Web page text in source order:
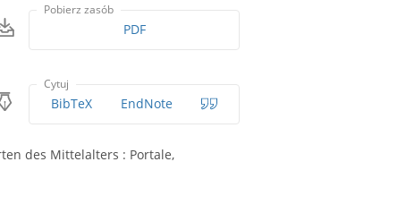
Pobierz zasób
PDF
Cytuj
BibTeX EndNote
des Mittelalters : Portale,